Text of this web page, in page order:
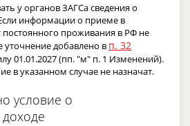
у органов ЗАГСа сведения о
информации о приеме в
постоянного проживания в РФ не
уточнение добавлено в п. 32
01.01.2027 (пп. "м" п. 1 Изменений).
в указанном случае не назначат.
условие о